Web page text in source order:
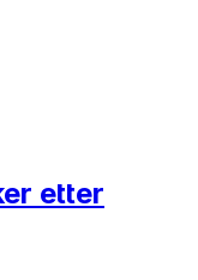
etter